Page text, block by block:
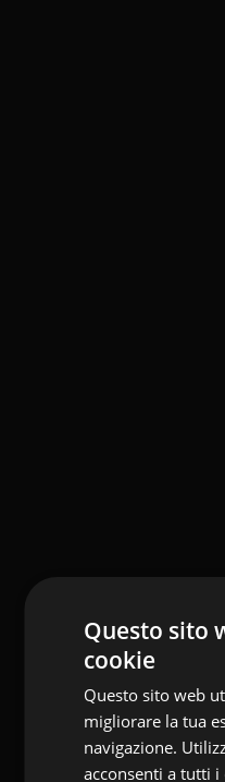
Questo sito
cookie
Questo sito web
migliorare la tua
navigazione.
acconsenti a tutti